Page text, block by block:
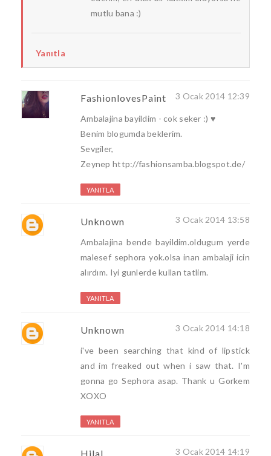
mutlu bana :)
Yanıtla
FashionlovesPaint 3 Ocak 2014 12:39
Ambalajina bayildim - cok seker :) ♥
Benim blogumda beklerim.
Sevgiler,
Zeynep http://fashionsamba.blogspot.de/
YANITLA
Unknown 3 Ocak 2014 13:58
Ambalajina bende bayildim.oldugum yerde
malesef sephora yok.olsa inan ambalaji icin
alırdım. Iyi gunlerde kullan tatlim.
YANITLA
Unknown 3 Ocak 2014 14:18
i've been searching that kind of lipstick
and im freaked out when i saw that. I'm
gonna go Sephora asap. Thank u Gorkem
XOXO
YANITLA
Hilal 3 Ocak 2014 14:19